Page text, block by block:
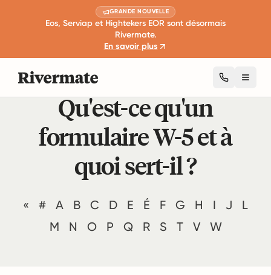
GRANDE NOUVELLE
Eos, Serviap et Hightekers EOR sont désormais
Rivermate.
En savoir plus
Qu'est-ce qu'un
formulaire W-5 et à
quoi sert-il ?
« # A B C D E É F G H I J
L
M
N O P Q R S T V W